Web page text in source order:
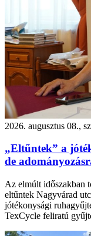
2026. augusztus 08.,
„Eltűntek” a
de
Az elmúlt időszakban
eltűntek Nagyvárad
jótékonysági
TexCycle feliratú